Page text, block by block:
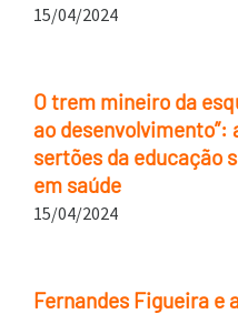
15/04/2024
O trem mineiro da
ao desenvolvimento”:
sertões da educação
em saúde
15/04/2024
Fernandes Figueira e